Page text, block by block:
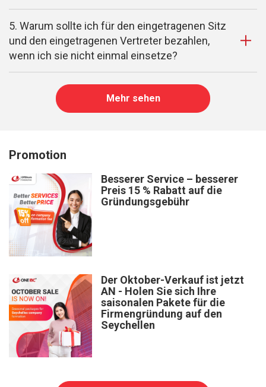
5. Warum sollte ich für den eingetragenen Sitz
und den eingetragenen Vertreter bezahlen,
wenn ich sie nicht einmal einsetze?
Mehr sehen
Promotion
Besserer Service – besserer
Preis 15 % Rabatt auf die
Gründungsgebühr
Der Oktober-Verkauf ist jetzt
AN - Holen Sie sich Ihre
saisonalen Pakete für die
Firmengründung auf den
Seychellen